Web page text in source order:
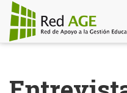
contenido